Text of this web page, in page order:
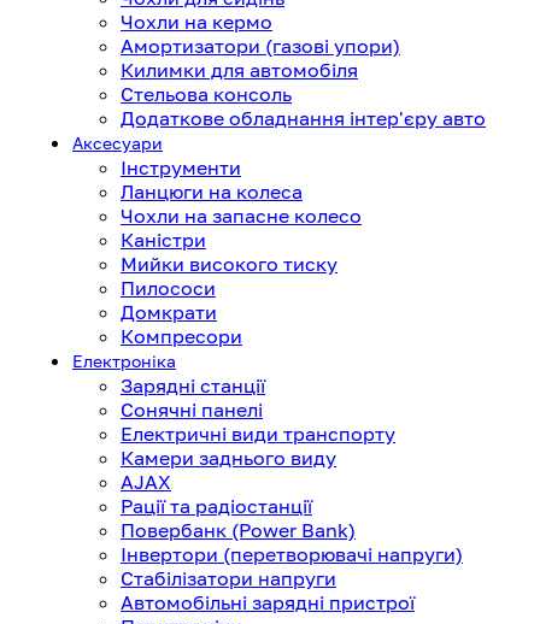
Чохли на кермо
Амортизатори (газові упори)
Килимки для автомобіля
Стельова консоль
Додаткове обладнання інтер'єру авто
Аксесуари
Інструменти
Ланцюги на колеса
Чохли на запасне колесо
Каністри
Мийки високого тиску
Пилососи
Домкрати
Компресори
Електроніка
Зарядні станції
Сонячні панелі
Електричні види транспорту
Камери заднього виду
AJAX
Рації та радіостанції
Повербанк (Power Bank)
Інвертори (перетворювачі напруги)
Стабілізатори напруги
Автомобільні зарядні пристрої